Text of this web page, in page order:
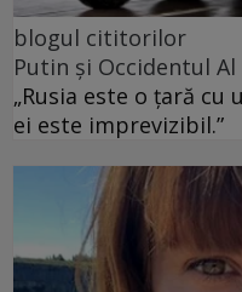
blogul cititorilor
Putin și Occidentul
„Rusia este o țară
ei este imprevizibil.”